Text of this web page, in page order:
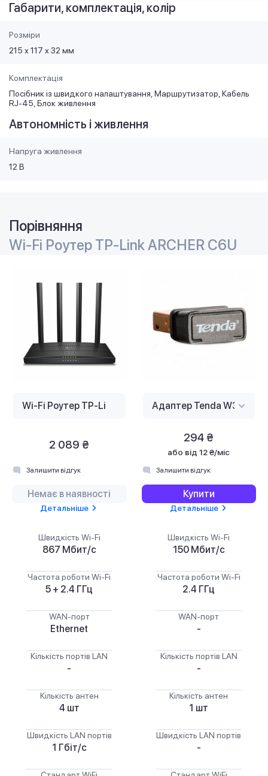
Габарити, комплектація, колір
Розміри
215 х 117 х 32 мм
Комплектація
Посібник із швидкого налаштування, Маршрутизатор, Кабель
RJ-45, Блок живлення
Автономність і живлення
Напруга живлення
12 В
Порівняння
Wi-Fi Роутер TP-Link ARCHER C6U
2 089 ₴
Залишити відгук
Немає в наявності
Детальніше
Швидкість Wi-Fi
867 Мбит/с
Частота роботи Wi-Fi
5 + 2.4 ГГц
WAN-порт
Ethernet
Кількість портів LAN
-
Кількість антен
4 шт
Швидкість LAN портів
1 Гбіт/с
294 ₴
або від 12 ₴/міс
Залишити відгук
Купити
Детальніше
Швидкість Wi-Fi
150 Мбит/с
Частота роботи Wi-Fi
2.4 ГГц
WAN-порт
-
Кількість портів LAN
-
Кількість антен
1 шт
Швидкість LAN портів
-